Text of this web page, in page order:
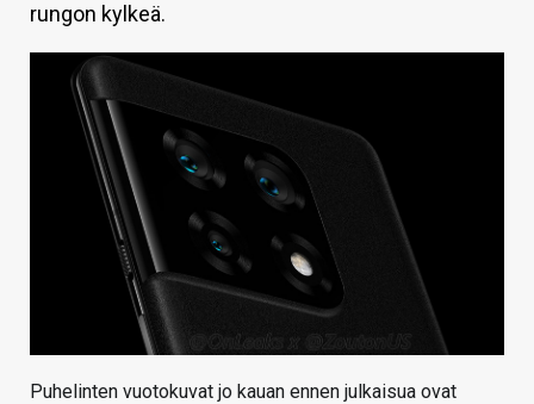
KAUPPA
VAIHDA TEEMA
rungon kylkeä.
Puhelinten vuotokuvat jo kauan ennen julkaisua ovat